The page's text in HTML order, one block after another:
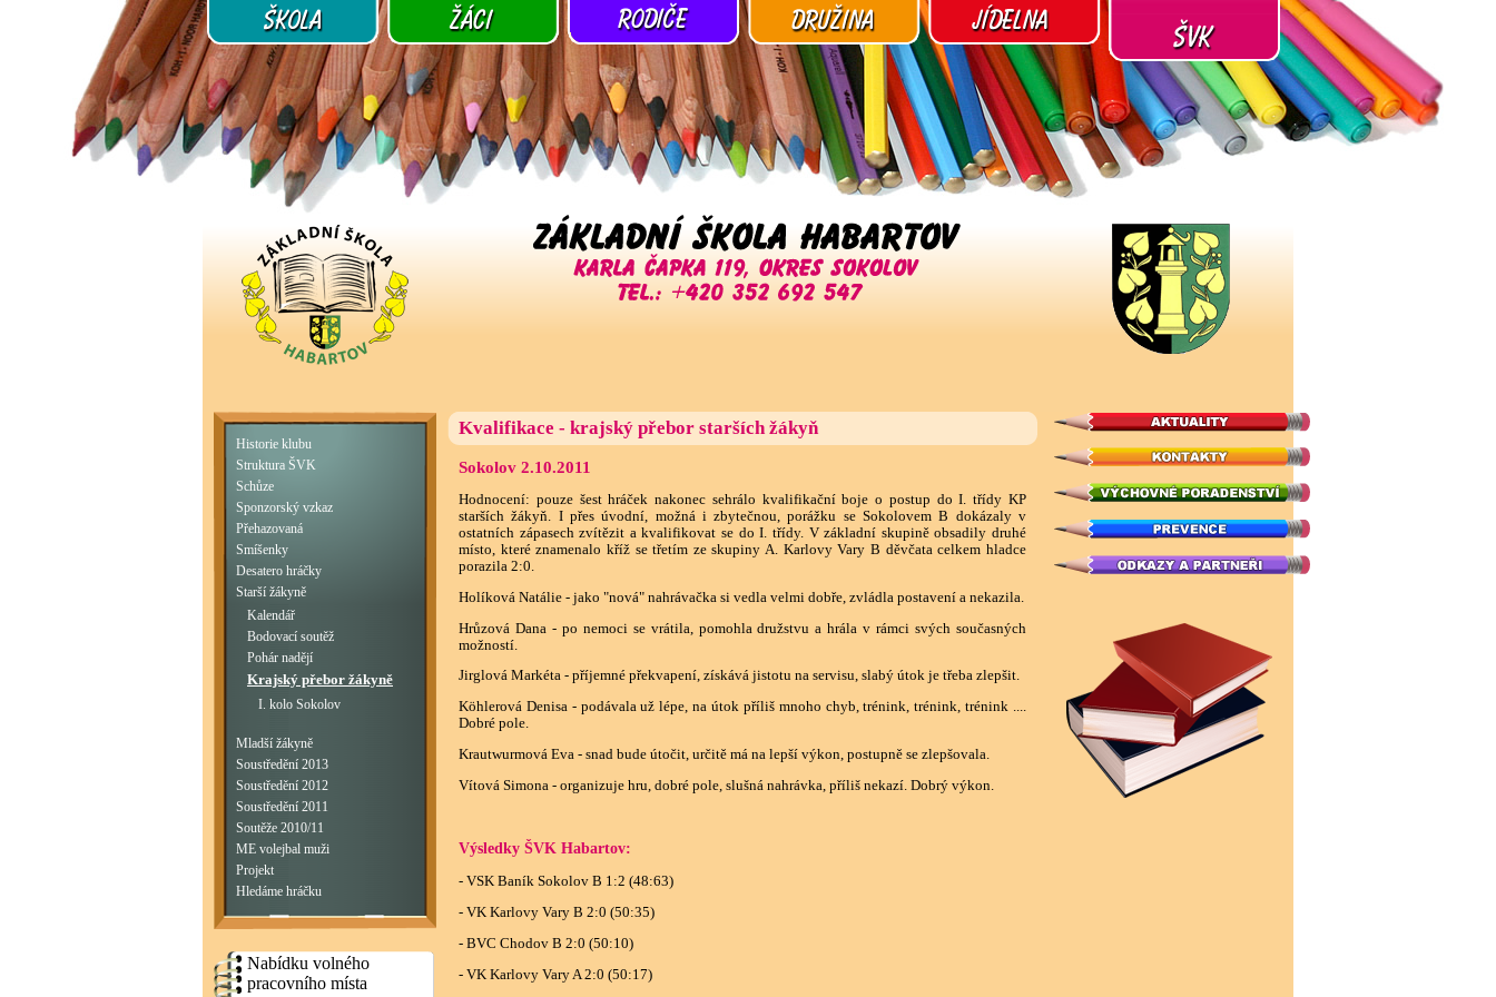
Historie klubu
Struktura ŠVK
Schůze
Sponzorský vzkaz
Přehazovaná
Smíšenky
Desatero hráčky
Starší žákyně
Kalendář
Bodovací soutěž
Pohár nadějí
Krajský přebor žákyně
I. kolo Sokolov
Mladší žákyně
Soustředění 2013
Soustředění 2012
Soustředění 2011
Soutěže 2010/11
ME volejbal muži
Projekt
Hledáme hráčku
Nabídku volného
pracovního místa
Kvalifikace - krajský přebor starších žákyň
Sokolov 2.10.2011
Hodnocení: pouze šest hráček nakonec sehrálo kvalifikační boje o postup do I. třídy KP
starších žákyň. I přes úvodní, možná i zbytečnou, porážku se Sokolovem B dokázaly v
ostatních zápasech zvítězit a kvalifikovat se do I. třídy. V základní skupině obsadily druhé
místo, které znamenalo kříž se třetím ze skupiny A. Karlovy Vary B děvčata celkem hladce
porazila 2:0.
Holíková Natálie - jako "nová" nahrávačka si vedla velmi dobře, zvládla postavení a nekazila.
Hrůzová Dana - po nemoci se vrátila, pomohla družstvu a hrála v rámci svých současných
možností.
Jirglová Markéta - příjemné překvapení, získává jistotu na servisu, slabý útok je třeba zlepšit.
Köhlerová Denisa - podávala už lépe, na útok příliš mnoho chyb, trénink, trénink, trénink ....
Dobré pole.
Krautwurmová Eva - snad bude útočit, určitě má na lepší výkon, postupně se zlepšovala.
Vítová Simona - organizuje hru, dobré pole, slušná nahrávka, příliš nekazí. Dobrý výkon.
Výsledky ŠVK Habartov:
- VSK Baník Sokolov B 1:2 (48:63)
- VK Karlovy Vary B 2:0 (50:35)
- BVC Chodov B 2:0 (50:10)
- VK Karlovy Vary A 2:0 (50:17)